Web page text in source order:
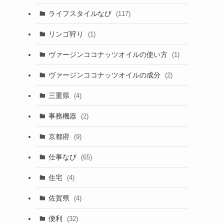
ライフスタイルなび (117)
リンゴ狩り (1)
ヴァージンココナッツオイルの使い方 (1)
ヴァージンココナッツオイルの成分 (2)
三重県 (4)
事務機器 (2)
京都府 (9)
仕事なび (65)
住宅 (4)
佐賀県 (4)
便利 (32)